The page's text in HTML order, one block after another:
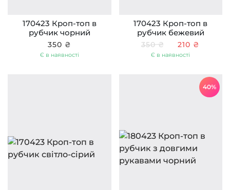
170423 Кроп-топ в
рубчик чорний
350 ₴
Є в наявності
170423 Кроп-топ в
рубчик бежевий
350 ₴ 210 ₴
Є в наявності
40%